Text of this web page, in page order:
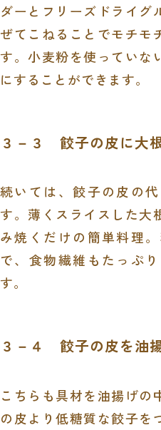
ダーとフリーズドライグ
ぜてこねることでモチモ
す。小麦粉を使っていな
にすることができます。
３－３ 餃子の皮に大
続いては、餃子の皮の
す。薄くスライスした大
み焼くだけの簡単料理
で、食物繊維もたっぷ
す。
３－４ 餃子の皮を油
こちらも具材を油揚げの
の皮より低糖質な餃子を